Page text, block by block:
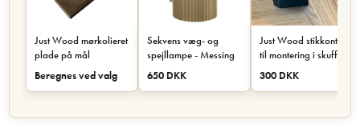
Just Wood mørkolieret
plade på mål
Beregnes ved valg
Sekvens væg- og
spejllampe - Messing
650 DKK
Just Wood stikkontakt
til montering i skuffe
eller skab - Sort
300 DKK